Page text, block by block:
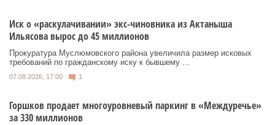
Иск о «раскулачивании» экс-чиновника из Актаныша
Ильясова вырос до 45 миллионов
Прокуратура Муслюмовского района увеличила размер исковых
требований по гражданскому иску к бывшему ...
07.08.2026, 17:00 1
Горшков продает многоуровневый паркинг в «Междуречье»
за 330 миллионов